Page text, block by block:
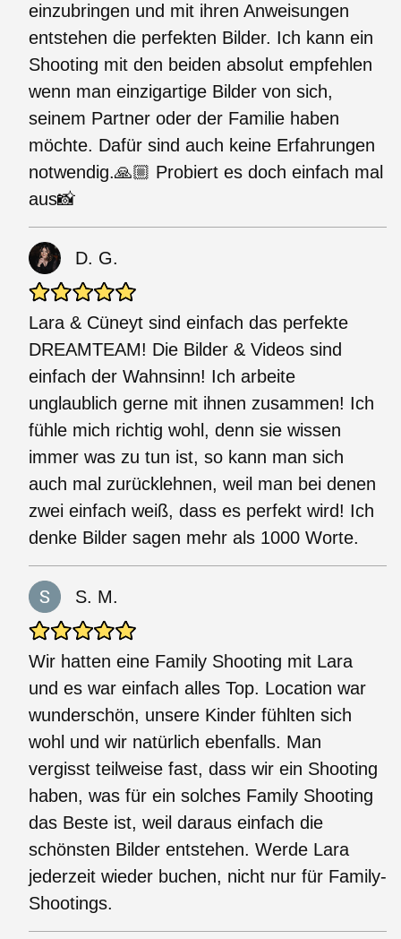
einzubringen und mit ihren Anweisungen
entstehen die perfekten Bilder. Ich kann ein
Shooting mit den beiden absolut empfehlen
wenn man einzigartige Bilder von sich,
seinem Partner oder der Familie haben
möchte. Dafür sind auch keine Erfahrungen
notwendig.🙏🏼 Probiert es doch einfach mal
aus📸
D. G.
Lara & Cüneyt sind einfach das perfekte
DREAMTEAM! Die Bilder & Videos sind
einfach der Wahnsinn! Ich arbeite
unglaublich gerne mit ihnen zusammen! Ich
fühle mich richtig wohl, denn sie wissen
immer was zu tun ist, so kann man sich
auch mal zurücklehnen, weil man bei denen
zwei einfach weiß, dass es perfekt wird! Ich
denke Bilder sagen mehr als 1000 Worte.
S. M.
Wir hatten eine Family Shooting mit Lara
und es war einfach alles Top. Location war
wunderschön, unsere Kinder fühlten sich
wohl und wir natürlich ebenfalls. Man
vergisst teilweise fast, dass wir ein Shooting
haben, was für ein solches Family Shooting
das Beste ist, weil daraus einfach die
schönsten Bilder entstehen. Werde Lara
jederzeit wieder buchen, nicht nur für Family-
Shootings.